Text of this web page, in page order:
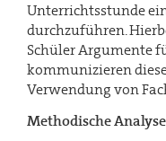
Unterrichtsstunde
durchzuführen.
Schüler Argumente
kommunizieren
Verwendung von
Methodische Analyse